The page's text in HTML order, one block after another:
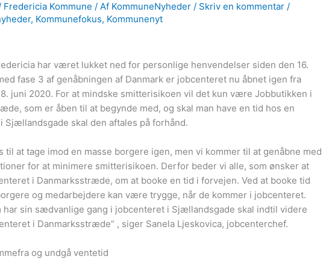
Fredericia Kommune / Af KommuneNyheder/ Skriv en kommentar /
, Kommunefokus, Kommunenyt
har været lukket ned for personlige henvendelser siden den 16.
fase 3 af genåbningen af Danmark er jobcenteret nu åbnet igen fra
juni 2020. For at mindske smitterisikoen vil det kun være Jobbutikken i
som er åben til at begynde med, og skal man have en tid hos en
Sjællandsgade skal den aftales på forhånd.
til at tage imod en masse borgere igen, men vi kommer til at genåbne med
for at minimere smitterisikoen. Derfor beder vi alle, som ønsker at
i Danmarksstræde, om at booke en tid i forvejen. Ved at booke tid
og medarbejdere kan være trygge, når de kommer i jobcenteret.
har sin sædvanlige gang i jobcenteret i Sjællandsgade skal indtil videre
i Danmarksstræde” , siger Sanela Ljeskovica, jobcenterchef.
og undgå ventetid